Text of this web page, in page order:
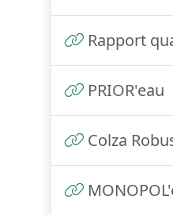
Rapport
PRIOR'eau
Colza